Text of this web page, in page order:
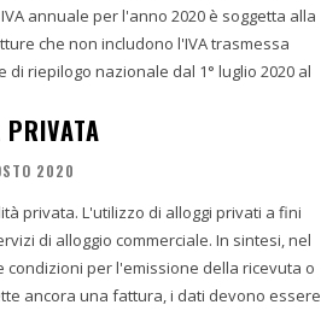
annuale per l'anno 2020 è soggetta alla
riepilogo nazionale dal 1° luglio 2020 al
PRIVATA
2020
privata. L'utilizzo di alloggi privati ​​a fini
di alloggio commerciale. In sintesi, nel
condizioni per l'emissione della ricevuta o
ancora una fattura, i dati devono essere